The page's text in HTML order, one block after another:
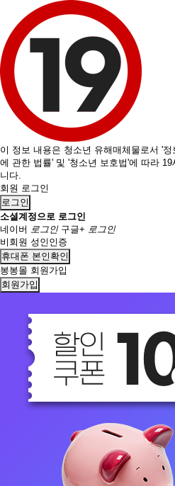
이 정보 내용은 청소년 유해매체물로서 '
에 관한 법률' 및 '청소년 보호법'에 따라
니다.
회원 로그인
로그인
소셜계정으로 로그인
네이버 로그인 구글+ 로그인
비회원 성인인증
휴대폰 본인확인
봉봉몰 회원가입
회원가입